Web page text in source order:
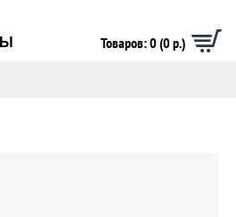
Товаров: 0 (0 р.)